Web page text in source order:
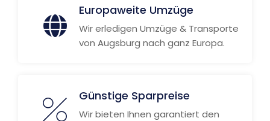
Europaweite Umzüge
Wir erledigen Umzüge & Transporte
von Augsburg nach ganz Europa.
Günstige Sparpreise
Wir bieten Ihnen garantiert den